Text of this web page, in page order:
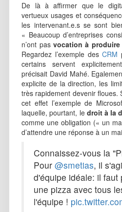
De là à affirmer que le
vertueux usages et
les intervenant.e.s se sont
« Beaucoup d’entreprises
n’ont pas vocation à
Regardez l’exemple desCRM
certains servent
précisait David Mahé.
explicite de la direction, les
très rapidement devenir floues.
cet effet l’exemple de
laquelle, pourtant, le droit à la
comme une obligation (« un
d’attendre une réponse à un
Connaissez-vous la
Pour@smetias, il
d'équipe idéale: il
une pizza avec tous
l'équipe !